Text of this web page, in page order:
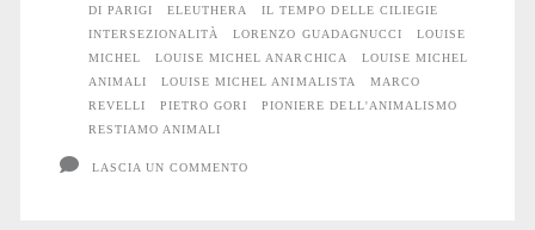
DI PARIGI
ELEUTHERA
IL TEMPO DELLE CILIEGIE
INTERSEZIONALITÀ
LORENZO GUADAGNUCCI
LOUISE
MICHEL
LOUISE MICHEL ANARCHICA
LOUISE MICHEL
ANIMALI
LOUISE MICHEL ANIMALISTA
MARCO
REVELLI
PIETRO GORI
PIONIERE DELL'ANIMALISMO
RESTIAMO ANIMALI
LASCIA UN COMMENTO